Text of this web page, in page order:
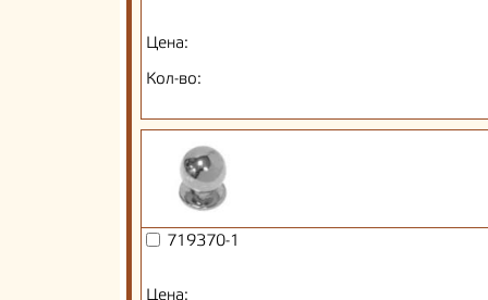
Цена:
Кол-во:
719370-1
Цена: